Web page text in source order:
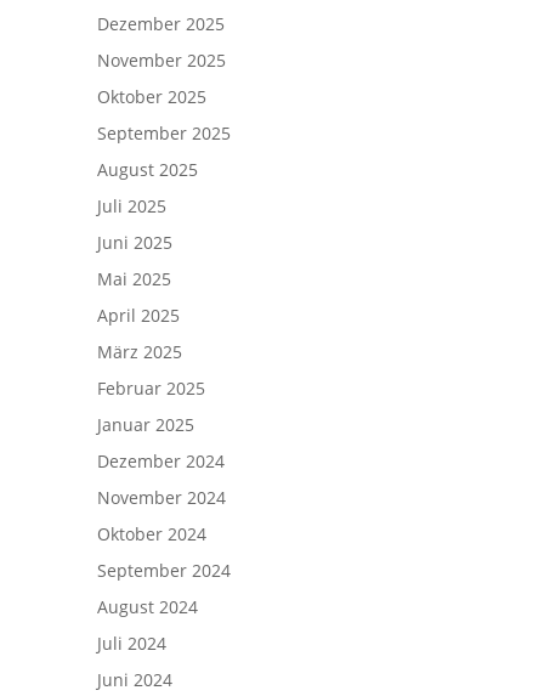
Dezember 2025
November 2025
Oktober 2025
September 2025
August 2025
Juli 2025
Juni 2025
Mai 2025
April 2025
März 2025
Februar 2025
Januar 2025
Dezember 2024
November 2024
Oktober 2024
September 2024
August 2024
Juli 2024
Juni 2024